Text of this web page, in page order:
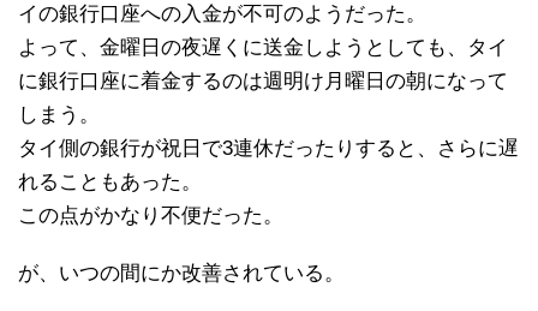
イの銀行口座への入金が不可のようだった。
よって、金曜日の夜遅くに送金しようとしても、タイ
に銀行口座に着金するのは週明け月曜日の朝になって
しまう。
タイ側の銀行が祝日で3連休だったりすると、さらに遅
れることもあった。
この点がかなり不便だった。
が、いつの間にか改善されている。